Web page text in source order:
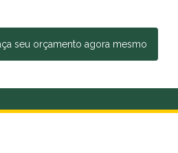
seu orçamento agora mesmo